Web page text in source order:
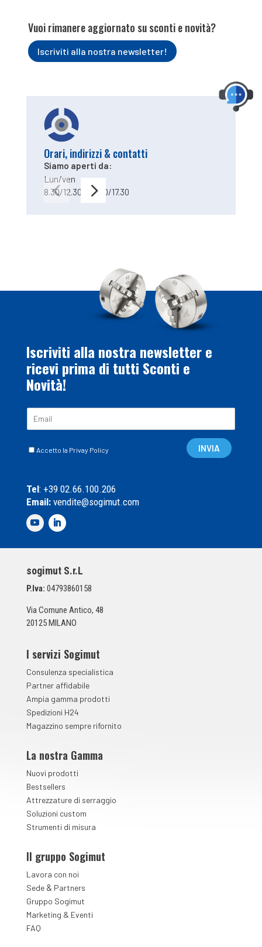
Vuoi rimanere aggiornato su sconti e novità?
Iscriviti alla nostra newsletter!
Orari, indirizzi & contatti
Siamo aperti da:
Lun/ven
8.30/12.30 – 13.30/17.30
Iscriviti alla nostra newsletter e
ricevi prima di tutti Sconti e
Novità!
C
l
e
d
S
u
n
a
*
Accetto la Privay Policy INVIA
Tel: +39 02.66.100.206
Email:vendite@sogimut.com
sogimut S.r.L
P.Iva: 04793860158
Via Comune Antico, 48
20125 MILANO
I servizi Sogimut
Consulenza specialistica
Partner affidabile
Ampia gamma prodotti
Spedizioni H24
Magazzino sempre rifornito
La nostra Gamma
Nuovi prodotti
Bestsellers
Attrezzature di serraggio
Soluzioni custom
Strumenti di misura
Il gruppo Sogimut
Lavora con noi
Sede& Partners
Gruppo Sogimut
Marketing & Eventi
FAQ